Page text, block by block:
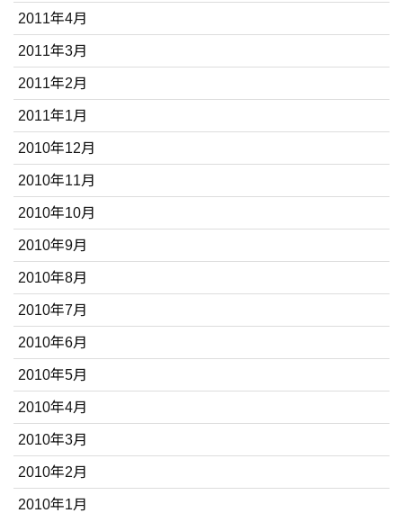
2011年4月
2011年3月
2011年2月
2011年1月
2010年12月
2010年11月
2010年10月
2010年9月
2010年8月
2010年7月
2010年6月
2010年5月
2010年4月
2010年3月
2010年2月
2010年1月